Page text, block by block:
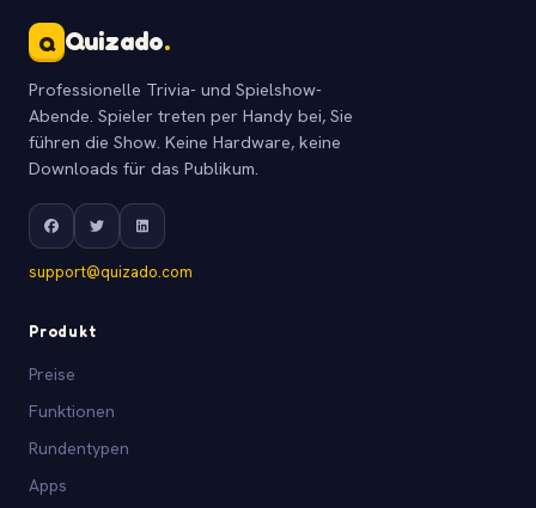
Q Quizado.
Professionelle Trivia- und Spielshow-
Abende. Spieler treten per Handy bei, Sie
führen die Show. Keine Hardware, keine
Downloads für das Publikum.
support@quizado.com
Produkt
Preise
Funktionen
Rundentypen
Apps